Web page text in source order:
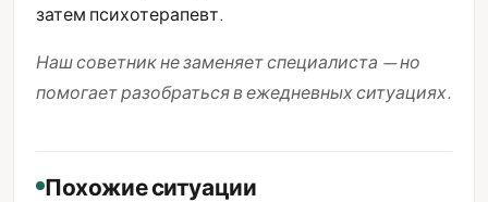
затем психотерапевт.
Наш советник не заменяет специалиста — но
помогает разобраться в ежедневных ситуациях.
Похожие ситуации